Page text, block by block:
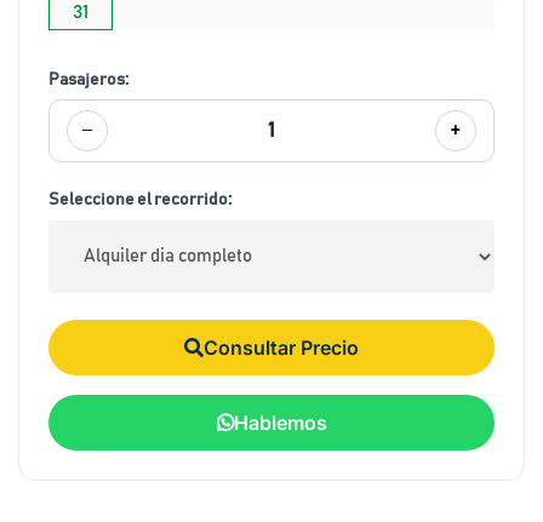
31
Pasajeros:
− 1 +
Seleccione el recorrido:
Consultar Precio
Hablemos